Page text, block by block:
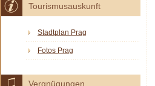
Tourismusauskunft
Stadtplan Prag
Fotos Prag
Vergnügungen